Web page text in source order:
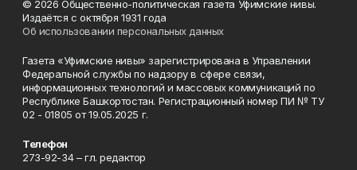
© 2026 Общественно-политическая газета Уфимские нивы.
Издаётся с октября 1931 года
Об использовании персональных данных
Газета «Уфимские нивы» зарегистрирована в Управлении
Федеральной службы по надзору в сфере связи,
информационных технологий и массовых коммуникаций по
Республике Башкортостан. Регистрационный номер ПИ № ТУ
02 - 01805 от 19.05.2025 г.
Телефон
273-92-34 – гл. редактор